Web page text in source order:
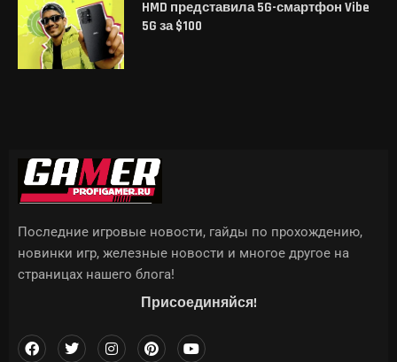
HMD представила 5G-смартфон Vibe
5G за $100
Последние игровые новости, гайды по прохождению,
новинки игр, железные новости и многое другое на
страницах нашего блога!
Присоединяйся!